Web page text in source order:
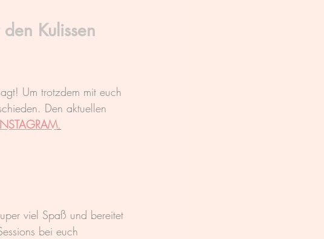
Kulissen
Um trotzdem mit euch
Den aktuellen
.
viel Spaß und bereitet
bei euch